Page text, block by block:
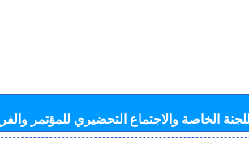
الخاصة والاجتماع التحضيري للمؤتمر